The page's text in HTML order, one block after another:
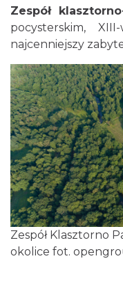
Zespół
pocysterskim,
najcenniejszy
Zespół Klasztorno
okolice fot.